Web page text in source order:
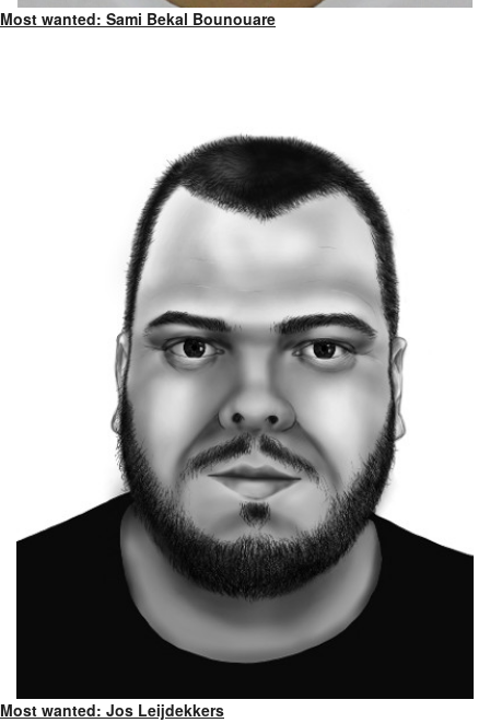
Most wanted: Sami Bekal Bounouare
Most wanted: Jos Leijdekkers